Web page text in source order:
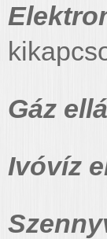
Gáz
Ivóvíz